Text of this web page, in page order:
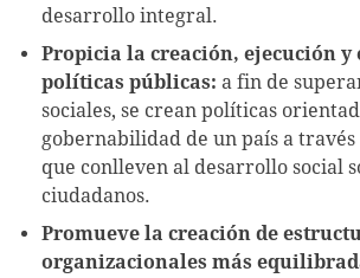
desarrollo integral.
Propicia la creación, ejecución y
políticas públicas: a fin de
sociales, se crean políticas
gobernabilidad de un país a través
que conlleven al desarrollo social
ciudadanos.
Promueve la creación de
organizacionales más